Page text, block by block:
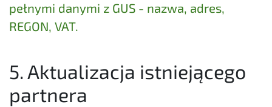
pełnymi danymi z GUS - nazwa, adres,
REGON, VAT.
5. Aktualizacja istniejącego
partnera